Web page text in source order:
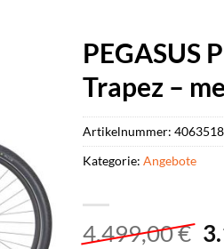
PEGASUS
Trapez –
4.499,00€
Artikelnummer:
Kategorie: Angebote